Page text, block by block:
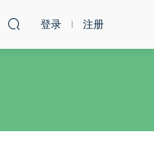
登录 注册